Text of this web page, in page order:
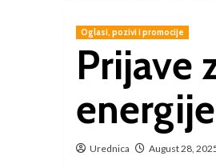
Oglasi, pozivi i promocije
Prijave
Urednica August 28,